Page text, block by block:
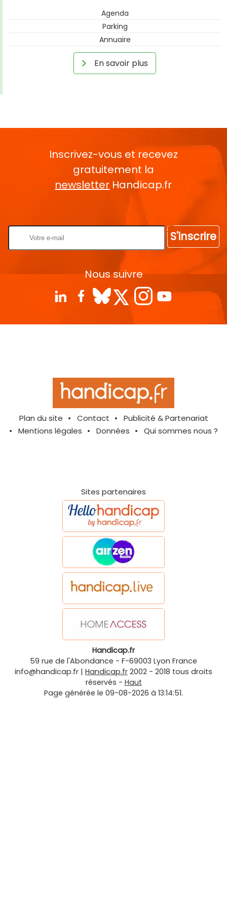
Agenda
Parking
Annuaire
En savoir plus
Inscrivez-vous et recevez
gratuitement la
newsletter Handicap.fr
S'inscrire
Nous suivre
Plan du site Contact
Publicité & Partenariat
Mentions légales
Données Qui sommes nous ?
Sites partenaires
Handicap.fr
59 rue de l'Abondance - F-69003 Lyon France
info@handicap.fr | Handicap.fr 2002 - 2018 tous droits
réservés - Haut
Page générée le 09-08-2026 à 13:14:51.